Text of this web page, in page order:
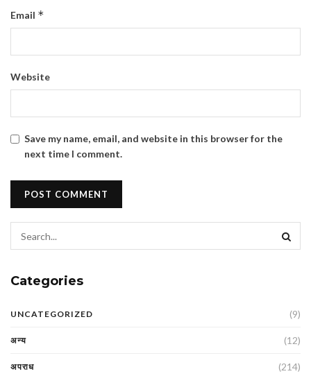
Email *
Website
Save my name, email, and website in this browser for the
next time I comment.
Categories
UNCATEGORIZED (9)
अन्य (12)
अपराध (214)